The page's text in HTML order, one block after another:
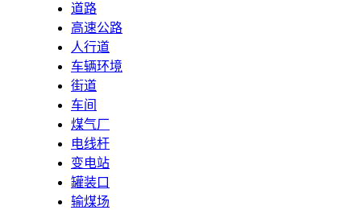
道路
高速公路
人行道
车辆环境
街道
车间
煤气厂
电线杆
变电站
罐装口
输煤场